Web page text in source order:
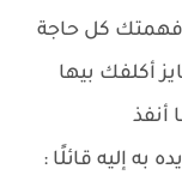
فهمتك كل حاجة
أكلفك بيها
أنفذ
إليه قائلًا :